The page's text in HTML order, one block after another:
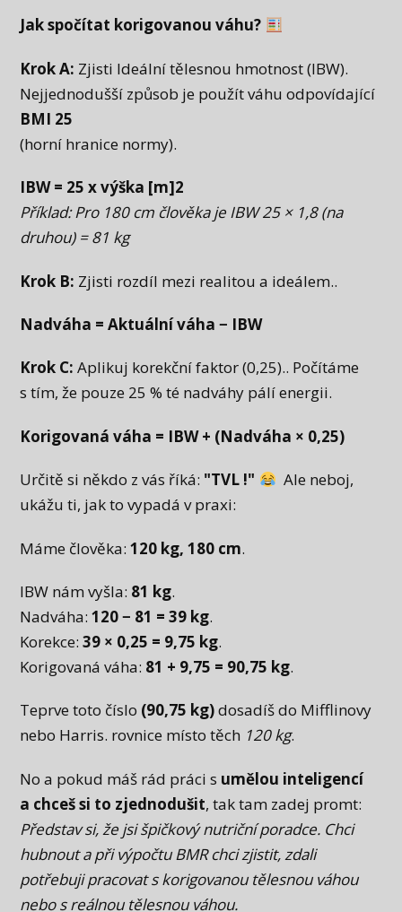
Jak spočítat korigovanou váhu?
Krok A: Zjisti Ideální tělesnou hmotnost (IBW).
Nejjednodušší způsob je použít váhu odpovídající
BMI 25
(horní hranice normy).
IBW = 25 x výška [m]2
Příklad: Pro 180 cm člověka je IBW 25 × 1,8 (na
druhou) = 81 kg
Krok B: Zjisti rozdíl mezi realitou a ideálem..
Nadváha = Aktuální váha − IBW
Krok C:Aplikuj korekční faktor (0,25).. Počítáme
s tím, že pouze 25 % té nadváhy pálí energii.
Korigovaná váha = IBW + (Nadváha × 0,25)
Určitě si někdo z vás říká: "TVL !"
Ale neboj,
ukážu ti, jak to vypadá v praxi:
Máme člověka:120 kg, 180 cm.
IBW nám vyšla: 81 kg.
Nadváha:120 − 81 = 39 kg.
Korekce:39 × 0,25 = 9,75 kg.
Korigovaná váha: 81 + 9,75 = 90,75 kg.
Teprve toto číslo (90,75 kg)dosadíš do Mifflinovy
nebo Harris. rovnice místo těch 120 kg.
No a pokud máš rád práci s umělou inteligencí
a chceš si to zjednodušit, tak tam zadej promt:
Představ si, že jsi špičkový nutriční poradce. Chci
hubnout a při výpočtu BMR chci zjistit, zdali
potřebuji pracovat s korigovanou tělesnou váhou
nebo s reálnou tělesnou váhou.